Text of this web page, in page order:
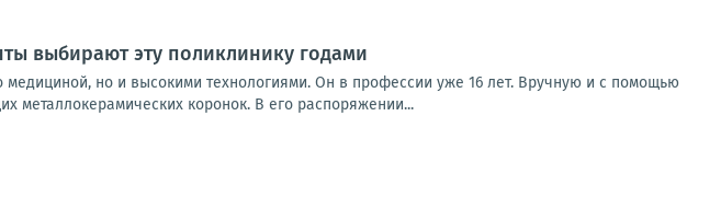
выбирают эту поликлинику годами
но и высокими технологиями. Он в профессии уже 16 лет. Вручную и с помощью
металлокерамических коронок. В его распоряжении...